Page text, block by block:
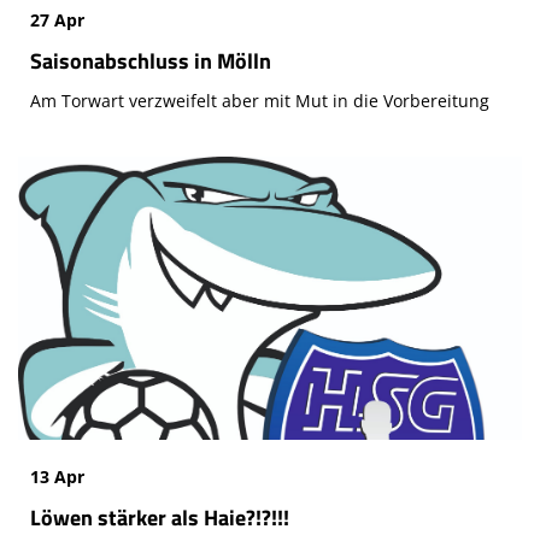
27 Apr
Saisonabschluss in Mölln
Am Torwart verzweifelt aber mit Mut in die Vorbereitung
13 Apr
Löwen stärker als Haie?!?!!!